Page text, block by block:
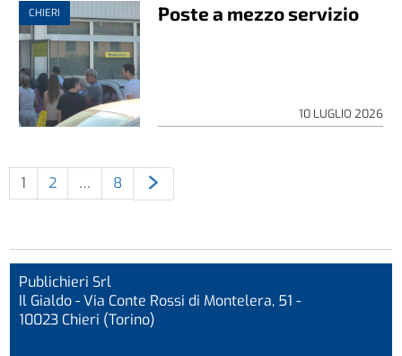
CHIERI Poste a mezzo servizio
10 LUGLIO 2026
1 2 … 8
Publichieri Srl
Il Gialdo - Via Conte Rossi di Montelera, 51 -
10023 Chieri (Torino)